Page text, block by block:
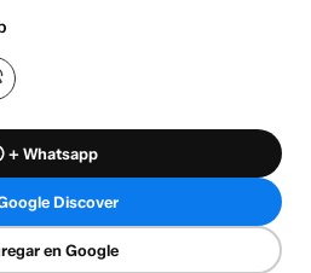
+ Whatsapp
Discover
en Google